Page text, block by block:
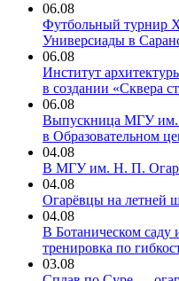
06.08
Футбольный турнир
Универсиады в
06.08
Институт
в создании «Сквера
06.08
Выпускница МГУ им.
в Образовательном
04.08
В МГУ им. Н. П.
04.08
Огарёвцы на летней
04.08
В Ботаническом
тренировка по
03.08